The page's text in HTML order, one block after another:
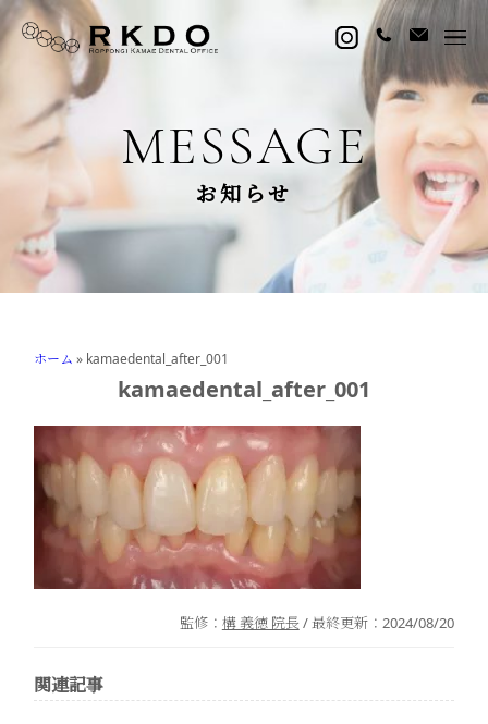
MESSAGE
お知らせ
ホーム » kamaedental_after_001
kamaedental_after_001
監修： 構 義徳 院長 / 最終更新： 2024/08/20
関連記事